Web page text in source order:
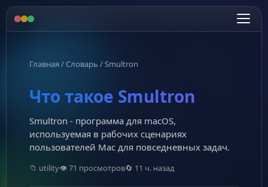
Главная / Словарь /Smultron
Что такое Smultron
Smultron - программа для macOS,
используемая в рабочих сценариях
пользователей Mac для повседневных задач.
📁 utility👁 71 просмотров🔄 11 ч. назад